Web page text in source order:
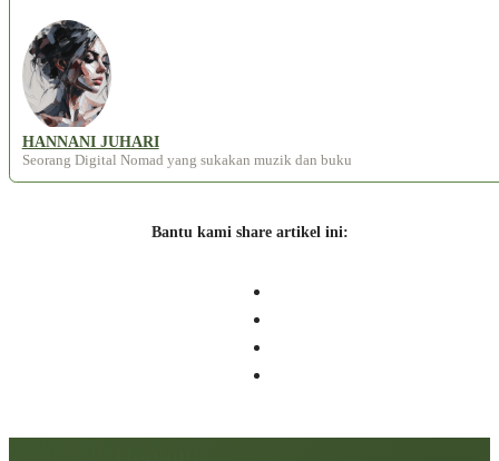
HANNANI JUHARI
Seorang Digital Nomad yang sukakan muzik dan buku
Bantu kami share artikel ini: